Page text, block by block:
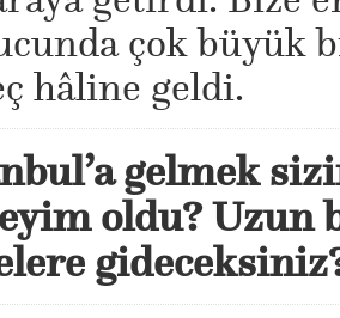
çok büyük
hâline geldi.
gelmek
oldu? Uzun